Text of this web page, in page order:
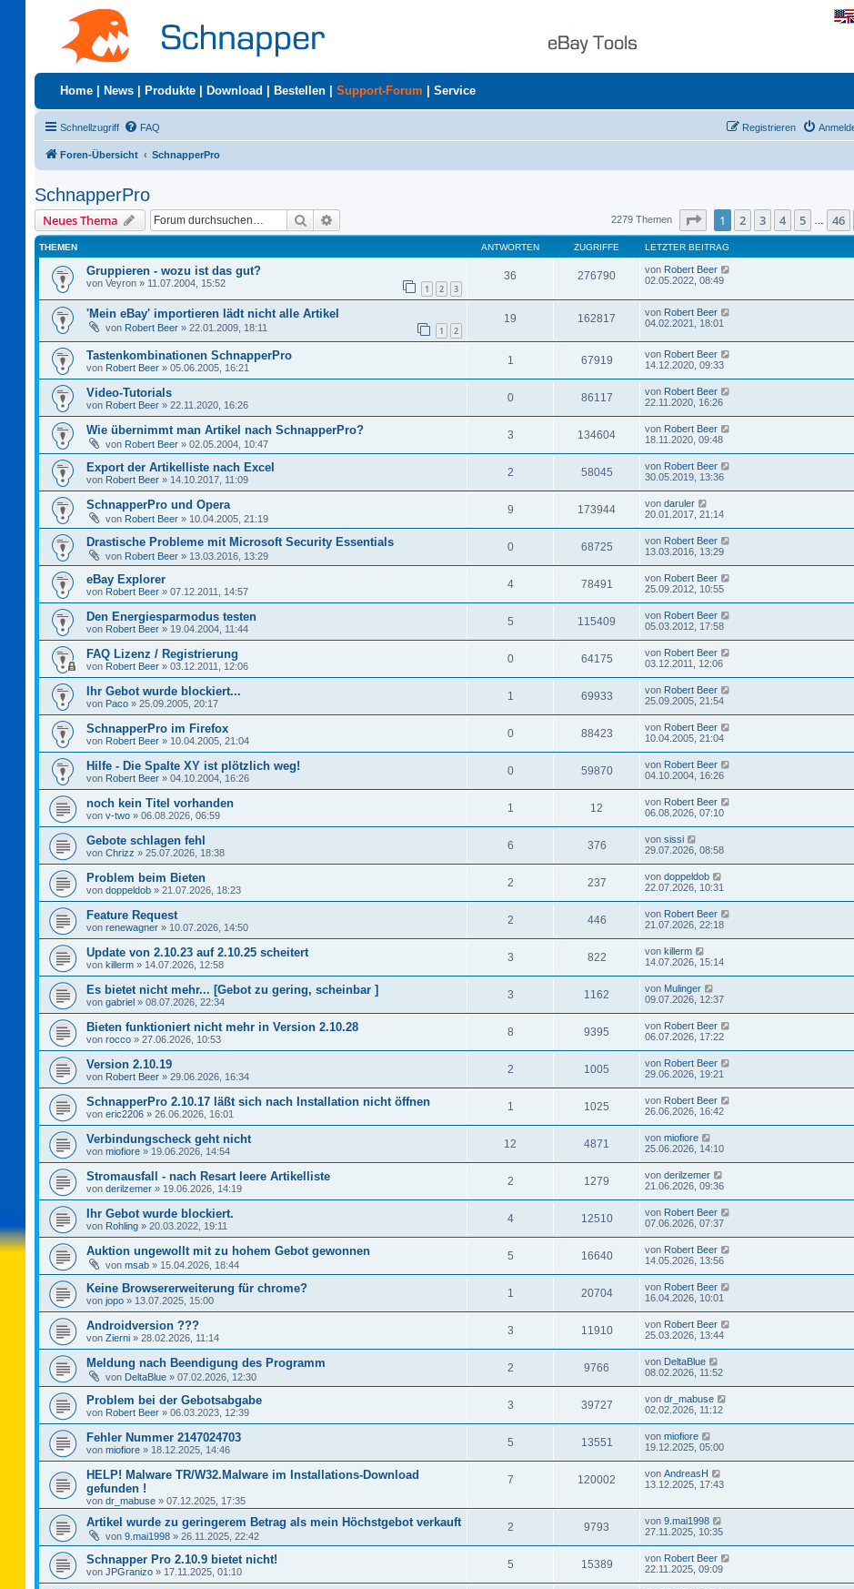
Home News Produkte Download Bestellen Support-Forum Service
Schnellzugriff FAQ Registrieren
Foren-Übersicht SchnapperPro
SchnapperPro
Neues Thema Suche 2279 Themen Seite von46
1 2 3 4 5 46
THEMEN ANTWORTEN ZUGRIFFE LETZTER BEITRAG
Gruppieren - wozu ist das gut?
von Veyron » 11.07.2004, 15:52 1 2 3
36 276790 von Robert Beer
02.05.2022, 08:49
'Mein eBay' importieren lädt nicht alle Artikel
von Robert Beer » 22.01.2009, 18:11 1 2
19 162817 von Robert Beer
04.02.2021, 18:01
Tastenkombinationen SchnapperPro
von Robert Beer » 05.06.2005, 16:21
1 67919 von Robert Beer
14.12.2020, 09:33
Video-Tutorials
von Robert Beer » 22.11.2020, 16:26
0 86117 von Robert Beer
22.11.2020, 16:26
Wie übernimmt man Artikel nach SchnapperPro?
von Robert Beer » 02.05.2004, 10:47
3 134604 von Robert Beer
18.11.2020, 09:48
Export der Artikelliste nach Excel
von Robert Beer » 14.10.2017, 11:09
2 58045 von Robert Beer
30.05.2019, 13:36
SchnapperPro und Opera
von Robert Beer » 10.04.2005, 21:19
9 173944 von daruler
20.01.2017, 21:14
Drastische Probleme mit Microsoft Security Essentials
von Robert Beer » 13.03.2016, 13:29
0 68725 von Robert Beer
13.03.2016, 13:29
eBay Explorer
von Robert Beer » 07.12.2011, 14:57
4 78491 von Robert Beer
25.09.2012, 10:55
Den Energiesparmodus testen
von Robert Beer » 19.04.2004, 11:44
5 115409 von Robert Beer
05.03.2012, 17:58
FAQ Lizenz / Registrierung
von Robert Beer » 03.12.2011, 12:06
0 64175 von Robert Beer
03.12.2011, 12:06
Ihr Gebot wurde blockiert...
von Paco » 25.09.2005, 20:17
1 69933 von Robert Beer
25.09.2005, 21:54
SchnapperPro im Firefox
von Robert Beer » 10.04.2005, 21:04
0 88423 von Robert Beer
10.04.2005, 21:04
Hilfe - Die Spalte XY ist plötzlich weg!
von Robert Beer » 04.10.2004, 16:26
0 59870 von Robert Beer
04.10.2004, 16:26
noch kein Titel vorhanden
von v-two » 06.08.2026, 06:59
1 12 von Robert Beer
06.08.2026, 07:10
Gebote schlagen fehl
von Chrizz » 25.07.2026, 18:38
6 376 von sissi
29.07.2026, 08:58
Problem beim Bieten
von doppeldob » 21.07.2026, 18:23
2 237 von doppeldob
22.07.2026, 10:31
Feature Request
von renewagner » 10.07.2026, 14:50
2 446 von Robert Beer
21.07.2026, 22:18
Update von 2.10.23 auf 2.10.25 scheitert
von killerm » 14.07.2026, 12:58
3 822 von killerm
14.07.2026, 15:14
Es bietet nicht mehr... [Gebot zu gering, scheinbar ]
von gabriel » 08.07.2026, 22:34
3 1162 von Mulinger
09.07.2026, 12:37
Bieten funktioniert nicht mehr in Version 2.10.28
von rocco » 27.06.2026, 10:53
8 9395 von Robert Beer
06.07.2026, 17:22
Version 2.10.19
von Robert Beer » 29.06.2026, 16:34
2 1005 von Robert Beer
29.06.2026, 19:21
SchnapperPro 2.10.17 läßt sich nach Installation nicht öffnen
von eric2206 » 26.06.2026, 16:01
1 1025 von Robert Beer
26.06.2026, 16:42
Verbindungscheck geht nicht
von miofiore » 19.06.2026, 14:54
12 4871 von miofiore
25.06.2026, 14:10
Stromausfall - nach Resart leere Artikelliste
von derilzemer » 19.06.2026, 14:19
2 1279 von derilzemer
21.06.2026, 09:36
Ihr Gebot wurde blockiert.
von Rohling » 20.03.2022, 19:11
4 12510 von Robert Beer
07.06.2026, 07:37
Auktion ungewollt mit zu hohem Gebot gewonnen
von msab » 15.04.2026, 18:44
5 16640 von Robert Beer
14.05.2026, 13:56
Keine Browsererweiterung für chrome?
von jopo » 13.07.2025, 15:00
1 20704 von Robert Beer
16.04.2026, 10:01
Androidversion ???
von Zierni » 28.02.2026, 11:14
3 11910 von Robert Beer
25.03.2026, 13:44
Meldung nach Beendigung des Programm
von DeltaBlue » 07.02.2026, 12:30
2 9766 von DeltaBlue
08.02.2026, 11:52
Problem bei der Gebotsabgabe
von Robert Beer » 06.03.2023, 12:39
3 39727 von dr_mabuse
02.02.2026, 11:12
Fehler Nummer 2147024703
von miofiore » 18.12.2025, 14:46
5 13551 von miofiore
19.12.2025, 05:00
HELP! Malware TR/W32.Malware im Installations-Download
gefunden !
von dr_mabuse » 07.12.2025, 17:35
7 120002 von AndreasH
13.12.2025, 17:43
Artikel wurde zu geringerem Betrag als mein Höchstgebot verkauft
von 9.mai1998 » 26.11.2025, 22:42
2 9793 von 9.mai1998
27.11.2025, 10:35
Schnapper Pro 2.10.9 bietet nicht!
von JPGranizo » 17.11.2025, 01:10
5 15389 von Robert Beer
22.11.2025, 09:09